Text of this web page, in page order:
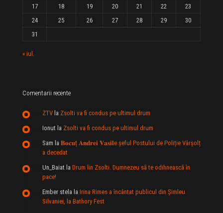
17
18 19 20 21 22
23
24
25 26 27 28 29
30
31
« iul.
Comentarii recente
ZTV la Zsolti va fi condus pe ultimul drum
Ionut la Zsolti va fi condus pe ultimul drum
Sam la 𝐁𝐨𝐜𝐮ț 𝐀𝐧𝐝𝐫𝐞𝐢 𝐕𝐚𝐬𝐢𝐥e şeful Postului de Poliție Vârșolț
a decedat
Un_Baiat la Drum lin Zsolti. Dumnezeu sã te odihneascã în
pace!
Ember stela la Irina Rimes a încântat publicul din Şimleu
Silvaniei, la Bathory Fest